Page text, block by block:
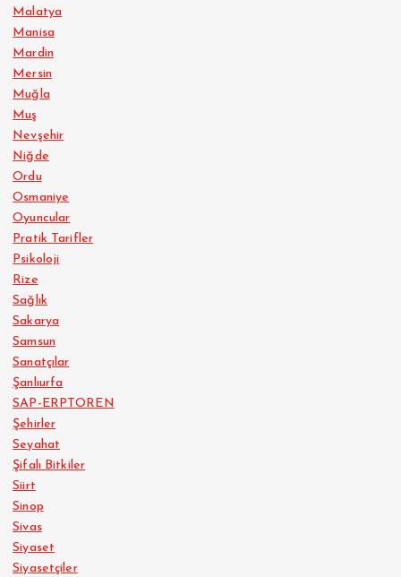
Malatya
Manisa
Mardin
Mersin
Muğla
Muş
Nevşehir
Niğde
Ordu
Osmaniye
Oyuncular
Pratik Tarifler
Psikoloji
Rize
Sağlık
Sakarya
Samsun
Sanatçılar
Şanlıurfa
SAP-ERPTOREN
Şehirler
Seyahat
Şifalı Bitkiler
Siirt
Sinop
Sivas
Siyaset
Siyasetçiler